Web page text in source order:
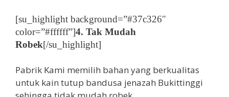
[su_highlight background=”#37c326″
color=”#ffffff”]4. Tak Mudah
Robek[/su_highlight]
Pabrik Kami memilih bahan yang berkualitas
untuk kain tutup bandusa jenazah Bukittinggi